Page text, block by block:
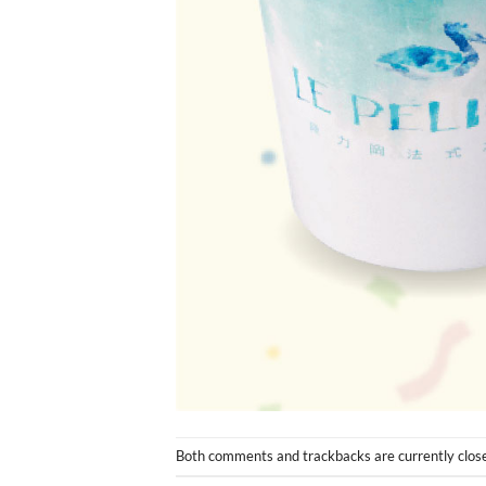
Both comments and trackbacks are currently